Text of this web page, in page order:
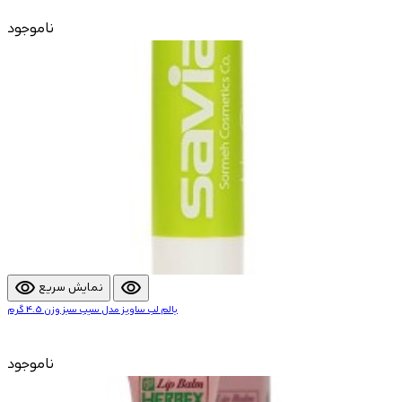
ناموجود
visibility نمایش سریع visibility
بالم لب ساویز مدل سیب سبز وزن 4.5 گرم
ناموجود